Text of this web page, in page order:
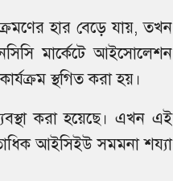
হার বেড়ে যায়, তখন
মার্কেটে আইসোলেশন
স্থগিত করা হয়।
করা হয়েছে। এখন এই
আইসিইউ সমমনা শয্যা